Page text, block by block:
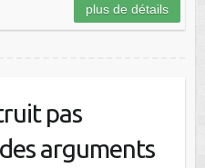
plus de détails
pas
arguments